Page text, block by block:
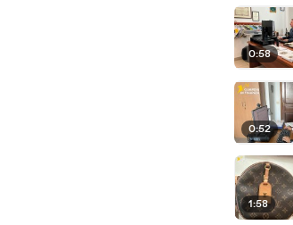
0:58
0:52
1:58